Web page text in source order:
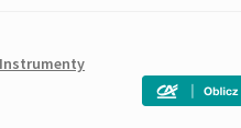
Instrumenty